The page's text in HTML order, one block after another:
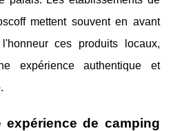
mettent souvent en avant
ces produits locaux,
expérience authentique et
.
de camping